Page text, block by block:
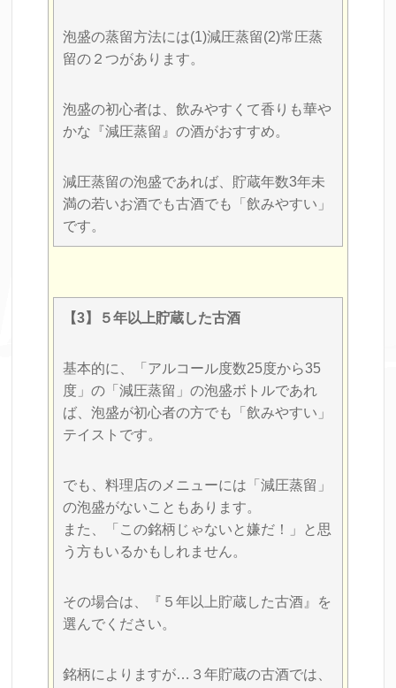
泡盛の蒸留方法には(1)減圧蒸留(2)常圧蒸
留の２つがあります。
泡盛の初心者は、飲みやすくて香りも華や
かな『減圧蒸留』の酒がおすすめ。
減圧蒸留の泡盛であれば、貯蔵年数3年未
満の若いお酒でも古酒でも「飲みやすい」
です。
【3】５年以上貯蔵した古酒
基本的に、「アルコール度数25度から35
度」の「減圧蒸留」の泡盛ボトルであれ
ば、泡盛が初心者の方でも「飲みやすい」
テイストです。
でも、料理店のメニューには「減圧蒸留」
の泡盛がないこともあります。
また、「この銘柄じゃないと嫌だ！」と思
う方もいるかもしれません。
その場合は、『５年以上貯蔵した古酒』を
選んでください。
銘柄によりますが…３年貯蔵の古酒では、